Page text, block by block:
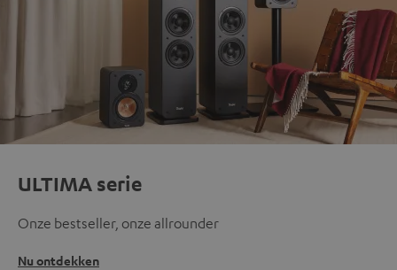
ULTIMA serie
Onze bestseller, onze allrounder
Nu ontdekken